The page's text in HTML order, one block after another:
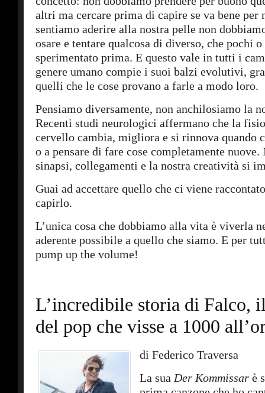
altri ma cercare prima di capire se va bene per
sentiamo aderire alla nostra pelle non
osare e tentare qualcosa di diverso, che pochi o
sperimentato prima. E questo vale in tutti i
genere umano compie i suoi balzi evolutivi,
quelli che le cose provano a farle a modo loro.
Pensiamo diversamente, non anchilosiamo la
Recenti studi neurologici affermano che la
cervello cambia, migliora e si rinnova quando
o a pensare di fare cose completamente nuove.
sinapsi, collegamenti e la nostra creatività si
Guai ad accettare quello che ci viene
capirlo.
L’unica cosa che dobbiamo alla vita è viverla
aderente possibile a quello che siamo. E per
pump up the volume!
L’incredibile storia di Falco,
del pop che visse a 1000
di Federico Traversa
La sua Der Kommissar è